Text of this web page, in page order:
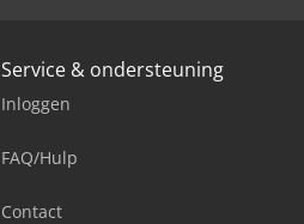
Service & ondersteuning
Inloggen
FAQ/Hulp
Contact